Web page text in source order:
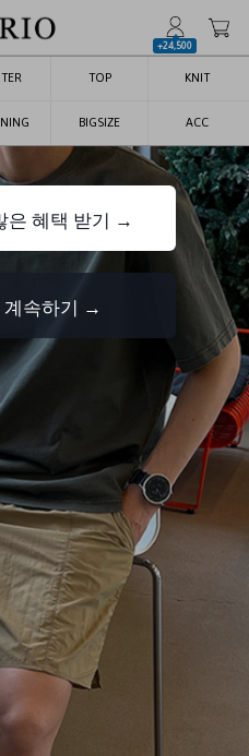
+24,500
TOP KNIT
BIGSIZE ACC
은 혜택 받기 →
계속하기 →